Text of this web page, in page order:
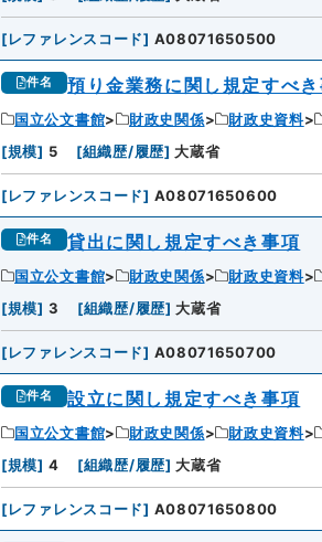
[レファレンスコード] A08071650500
件名 預り金業務に関し規定すべ
国立公文書館 財政史関係 財政史資料
[規模] 5 [組織歴/履歴] 大蔵省
[レファレンスコード] A08071650600
件名 貸出に関し規定すべき事項
国立公文書館 財政史関係 財政史資料
[規模] 3 [組織歴/履歴] 大蔵省
[レファレンスコード] A08071650700
件名 設立に関し規定すべき事項
国立公文書館 財政史関係 財政史資料
[規模] 4 [組織歴/履歴] 大蔵省
[レファレンスコード] A08071650800